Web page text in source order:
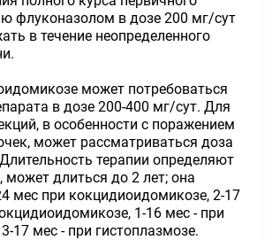
флуконазолом в дозе 200 мг/сут
в течение неопределенного
может потребоваться
в дозе 200-400 мг/сут. Для
в особенности с поражением
может рассматриваться доза
терапии определяют
может длиться до 2 лет; она
мес при кокцидиоидомикозе, 2-17
1-16 мес - при
17 мес - при гистоплазмозе.